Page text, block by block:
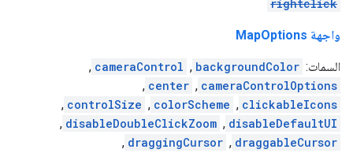
rightclick
واجهة MapOptions
السمات: backgroundColor
,
cameraControl
,
cameraControlOptions
,
center
,
clickableIcons
,
colorScheme
,
controlSize
,
disableDefaultUI
,
disableDoubleClickZoom
,
draggableCursor
,
draggingCursor
,